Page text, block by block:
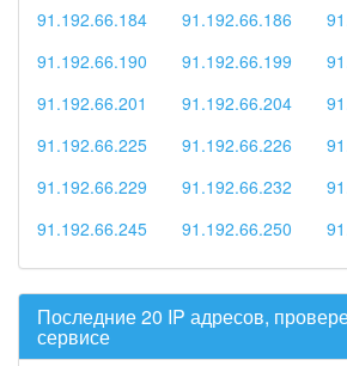
91.192.66.184
91.192.66.186
91.192.66.190
91.192.66.199
91.192.66.201
91.192.66.204
91.192.66.225
91.192.66.226
91.192.66.229
91.192.66.232
91.192.66.245
91.192.66.250
Последние 20 IP адресов,
сервисе